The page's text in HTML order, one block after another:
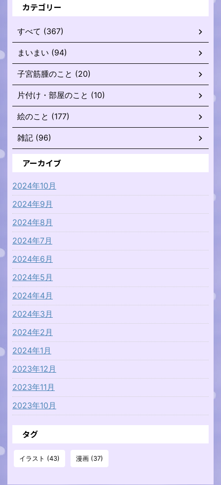
カテゴリー
すべて (367)
まいまい (94)
子宮筋腫のこと (20)
片付け・部屋のこと (10)
絵のこと (177)
雑記 (96)
アーカイブ
2024年10月
2024年9月
2024年8月
2024年7月
2024年6月
2024年5月
2024年4月
2024年3月
2024年2月
2024年1月
2023年12月
2023年11月
2023年10月
タグ
イラスト (43) 漫画 (37)